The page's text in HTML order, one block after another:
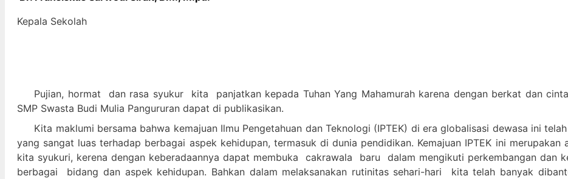
Kepala Sekolah
Pujian, hormat dan rasa syukur kita panjatkan kepada Tuhan Yang Mahamurah karena dengan berkat dan
SMP Swasta Budi Mulia Pangururan dapat di publikasikan.
Kita maklumi bersama bahwa kemajuan Ilmu Pengetahuan dan Teknologi (IPTEK) di era globalisasi dewasa ini
yang sangat luas terhadap berbagai aspek kehidupan, termasuk di dunia pendidikan. Kemajuan IPTEK ini merupakan
kita syukuri, kerena dengan keberadaannya dapat membuka cakrawala baru dalam mengikuti perkembangan dan
berbagai bidang dan aspek kehidupan. Bahkan dalam melaksanakan rutinitas sehari-hari kita telah banyak